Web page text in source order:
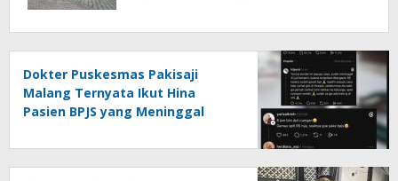
Dokter Puskesmas Pakisaji
Malang Ternyata Ikut Hina
Pasien BPJS yang Meninggal